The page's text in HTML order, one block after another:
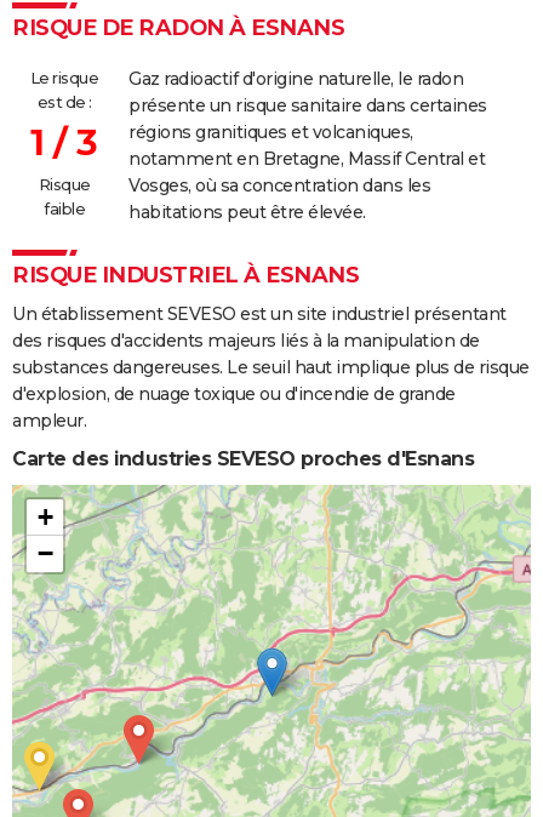
RISQUE DE RADON À ESNANS
Le risque
est de :
1 / 3
Risque
faible
Gaz radioactif d'origine naturelle, le radon
présente un risque sanitaire dans certaines
régions granitiques et volcaniques,
notamment en Bretagne, Massif Central et
Vosges, où sa concentration dans les
habitations peut être élevée.
RISQUE INDUSTRIEL À ESNANS
Un établissement SEVESO est un site industriel présentant
des risques d'accidents majeurs liés à la manipulation de
substances dangereuses. Le seuil haut implique plus de risque
d'explosion, de nuage toxique ou d'incendie de grande
ampleur.
Carte des industries SEVESO proches d'Esnans
+
−